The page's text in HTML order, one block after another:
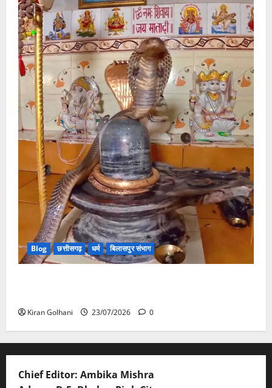
Blog छत्तीसगढ़ धर्म बिलासपुर संभाग
Kiran Golhani 23/07/2026 0
Chief Editor: Ambika Mishra